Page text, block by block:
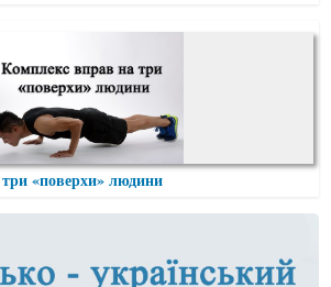
«поверхи» людини